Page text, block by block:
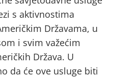
s aktivnostima
Državama, u
i svim važećim
Država. U
da će ove usluge biti